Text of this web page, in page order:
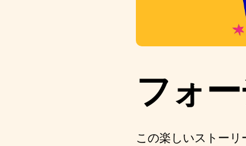
フォ
この楽しいストーリ